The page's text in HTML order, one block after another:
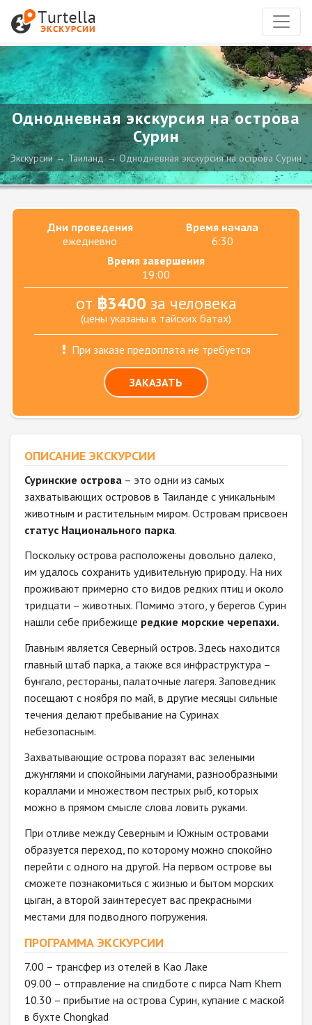
Однодневная экскурсия на острова
Сурин
Экскурсии Таиланд Однодневная экскурсия на острова Сурин
Дни проведения
ежедневно
Время начала
6:30
Время завершения
19:00
от ฿3400 за человека
(цены указаны в тайских батах)
При заказе предоплата не требуется
ЗАКАЗАТЬ
ОПИСАНИЕ ЭКСКУРСИИ
Суринские острова – это одни из самых
захватывающих островов в Таиланде с уникальным
животным и растительным миром. Островам присвоен
статус Национального парка.
Поскольку острова расположены довольно далеко,
им удалось сохранить удивительную природу. На них
проживают примерно сто видов редких птиц и около
тридцати – животных. Помимо этого, у берегов Сурин
нашли себе прибежище редкие морские черепахи.
Главным является Северный остров. Здесь находится
главный штаб парка, а также вся инфраструктура –
бунгало, рестораны, палаточные лагеря. Заповедник
посещают с ноября по май, в другие месяцы сильные
течения делают пребывание на Суринах
небезопасным.
Захватывающие острова поразят вас зелеными
джунглями и спокойными лагунами, разнообразными
кораллами и множеством пестрых рыб, которых
можно в прямом смысле слова ловить руками.
При отливе между Северным и Южным островами
образуется переход, по которому можно спокойно
перейти с одного на другой. На первом острове вы
сможете познакомиться с жизнью и бытом морских
цыган, а второй заинтересует вас прекрасными
местами для подводного погружения.
ПРОГРАММА ЭКСКУРСИИ
7.00 – трансфер из отелей в Као Лаке
09.00 – отправление на спидботе с пирса Nam Khem
10.30 – прибытие на острова Сурин, купание с маской
в бухте Chongkad